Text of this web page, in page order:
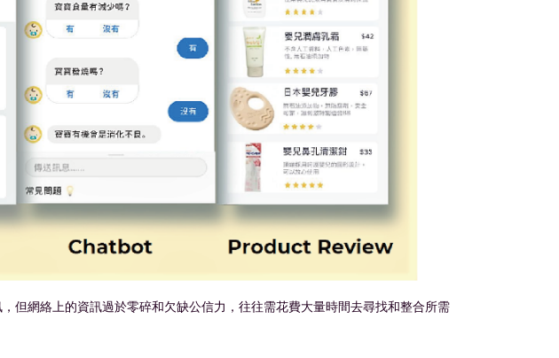
網絡上的資訊過於零碎和欠缺公信力，往往需花費大量時間去尋找和整合所需